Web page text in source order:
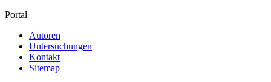
Portal
Autoren
Untersuchungen
Kontakt
Sitemap